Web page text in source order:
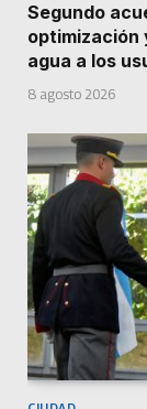
Segundo
optimización
agua a los
8 agosto 2026